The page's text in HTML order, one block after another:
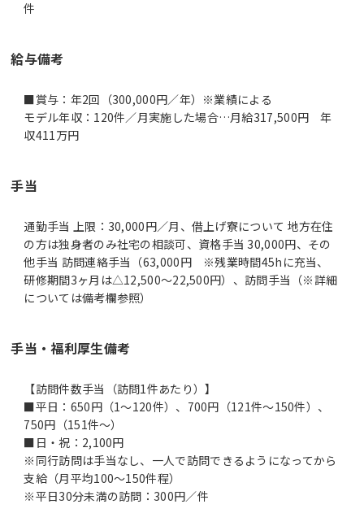
件
給与備考
■賞与：年2回（300,000円／年）※業績による
モデル年収：120件／月実施した場合…月給317,500円 年
収411万円
手当
通勤手当 上限：30,000円／月、借上げ寮について 地方在住
の方は独身者のみ社宅の相談可、資格手当 30,000円、その
他手当 訪問連絡手当（63,000円 ※残業時間45hに充当、
研修期間3ヶ月は△12,500～22,500円）、訪問手当（※詳細
については備考欄参照）
手当・福利厚生備考
【訪問件数手当（訪問1件あたり）】
■平日：650円（1～120件）、700円（121件～150件）、
750円（151件～）
■日・祝：2,100円
※同行訪問は手当なし、一人で訪問できるようになってから
支給（月平均100～150件程）
※平日30分未満の訪問：300円／件